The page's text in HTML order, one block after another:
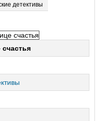
детективы